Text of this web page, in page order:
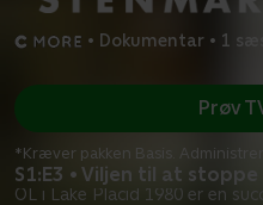
• Dokumentar • 1
S1:E3 • Viljen til at
OL i Lake Placid 1980 er en
Prøv
*Kræver pakken Basis.